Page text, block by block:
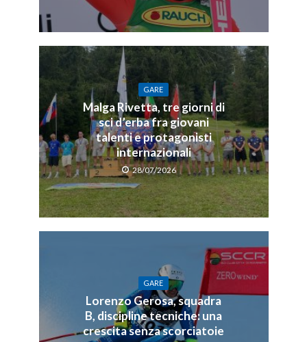
GARE
Malga Rivetta, tre giorni di
sci d’erba fra giovani
talenti e protagonisti
internazionali
28/07/2026
GARE
Lorenzo Gerosa, squadra
B, discipline tecniche: una
crescita senza scorciatoie